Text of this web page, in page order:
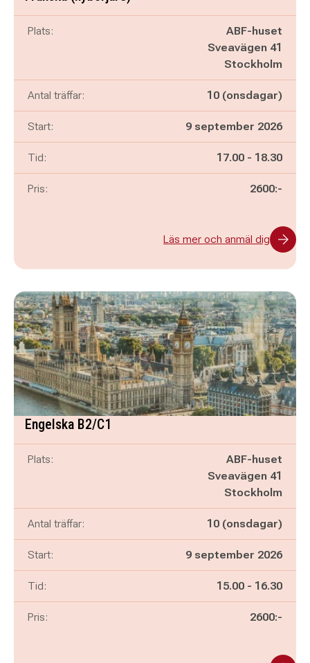
Plats:
ABF-huset
Sveavägen 41
Stockholm
Antal träffar: 10 (onsdagar)
Start: 9 september 2026
Tid: Pågår mellan
17.00 - och
18.30
Pris: 2600:-
Läs mer och anmäl dig
Engelska B2/C1
Plats:
ABF-huset
Sveavägen 41
Stockholm
Antal träffar: 10 (onsdagar)
Start: 9 september 2026
Tid: Pågår mellan
15.00 - och
16.30
Pris: 2600:-